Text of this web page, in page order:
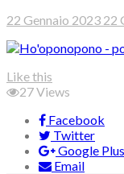
22 Gennaio 2023 22
Like this
27Views
Facebook
Twitter
Google Plus
Email